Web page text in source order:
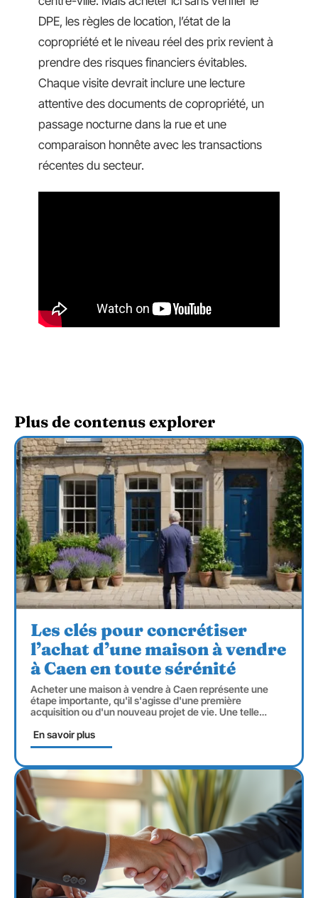
DPE, les règles de location, l’état de la
copropriété et le niveau réel des prix revient à
prendre des risques financiers évitables.
Chaque visite devrait inclure une lecture
attentive des documents de copropriété, un
passage nocturne dans la rue et une
comparaison honnête avec les transactions
récentes du secteur.
Plus de contenus explorer
Les clés pour concrétiser
l’achat d’une maison à vendre
à Caen en toute sérénité
Acheter une maison à vendre à Caen représente une
étape importante, qu'il s'agisse d'une première
acquisition ou d'un nouveau projet de vie. Une telle…
En savoir plus